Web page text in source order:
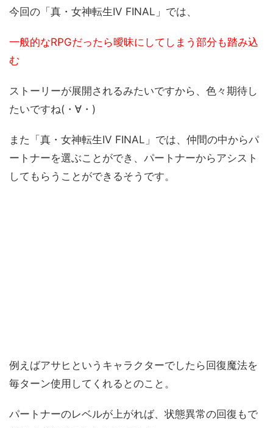
今回の「真・女神転生IV FINAL」では、
一般的なRPGだったら曖昧にしてしまう部分も踏み込
む
ストーリーが展開されるみたいですから、色々期待し
たいですね(・∀・)
また「真・女神転生IV FINAL」では、仲間の中からパ
ートナーを選ぶことができ、パートナーからアシスト
してもらうことができるそうです。
例えばアサヒというキャラクターでしたら回復魔法を
毎ターン使用してくれるとのこと。
パートナーのレベルが上がれば、状態異常の回復もで